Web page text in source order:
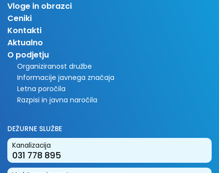
Vloge in obrazci
Ceniki
Kontakti
Aktualno
O podjetju
Organiziranost družbe
Informacije javnega značaja
Letna poročila
Razpisi in javna naročila
DEŽURNE SLUŽBE
Kanalizacija
031 778 895